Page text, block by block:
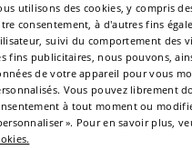
utilisons des cookies, y compris
consentement, à d'autres fins
suivi du comportement des
fins publicitaires, nous pouvons,
de votre appareil pour vous
Vous pouvez librement
à tout moment ou
». Pour en savoir plus,